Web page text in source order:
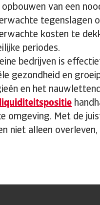
opbouwen van een
tegenslagen
kosten te
periodes.
bedrijven is
gezondheid en
en het
liquiditeitspositie
omgeving. Met de
niet alleen